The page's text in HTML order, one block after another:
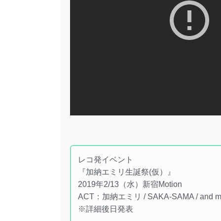
レコ発イベント
『加納エミリ生誕祭(仮）』
2019年2/13（水）新宿Motion
ACT：加納エミリ / SAKA-SAMA / and
※詳細後日発表